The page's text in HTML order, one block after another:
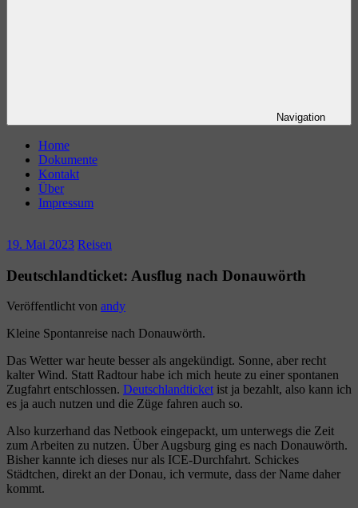
Navigation
Home
Dokumente
Kontakt
Über
Impressum
19. Mai 2023 Reisen
Deutschlandticket: Ausflug nach Donauwörth
Veröffentlicht von andy
Kleine Spontanreise nach Donauwörth.
Das Wetter war heute besser als angekündigt. Sonne, aber recht
kalter Wind. Statt Radtour habe ich mich heute zu einer spontanen
Zugfahrt entschlossen. Deutschlandticketist ja bezahlt, also kann ich
es ja auch nutzen und die Züge fahren auch so.
Also kurzerhand das Netbook eingepackt, um unterwegs die Zeit
zum Arbeiten zu nutzen. Über Augsburg ging es nach Donauwörth.
Bisher kannte ich dieses nur als ICE-Durchfahrt. Schickes
Städtchen, direkt an der Donau, ich vermute, dass der Name daher
kommt.